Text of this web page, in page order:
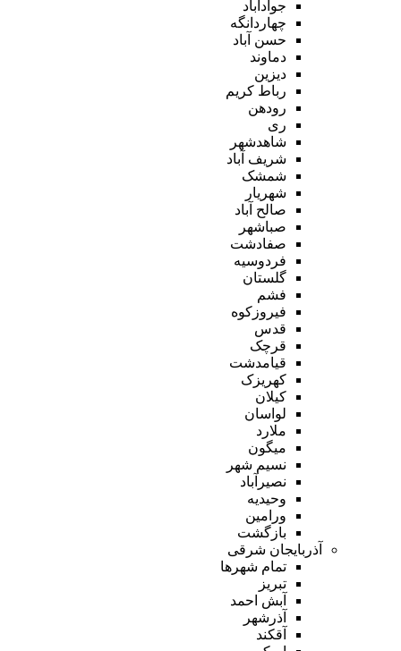
جوادآباد
چهاردانگه
حسن آباد
دماوند
دیزین
رباط کریم
رودهن
ری
شاهدشهر
شریف آباد
شمشک
شهریار
صالح آباد
صباشهر
صفادشت
فردوسیه
گلستان
فشم
فیروزکوه
قدس
قرچک
قیامدشت
کهریزک
کیلان
لواسان
ملارد
میگون
نسیم شهر
نصیرآباد
وحیدیه
ورامین
بازگشت
آذربایجان شرقی
تمام شهر‌ها
تبریز
آبش احمد
آذرشهر
آقکند